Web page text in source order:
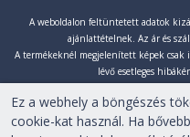
A weboldalon feltüntetett adatok
ajánlattételnek. Az ár és
A termékeknél megjelenített képek
lévő esetleges
Eltérés esetén a gyártó által megadott
Ez a webhely a böngészés
cookie-kat használ. Ha